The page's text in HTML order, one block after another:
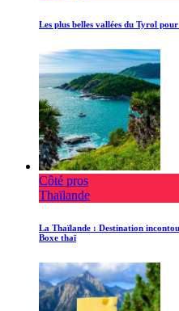
Les plus belles vallées du Tyrol
Côté pros
Thaïlande
La Thaïlande : Destination
Boxe thaï